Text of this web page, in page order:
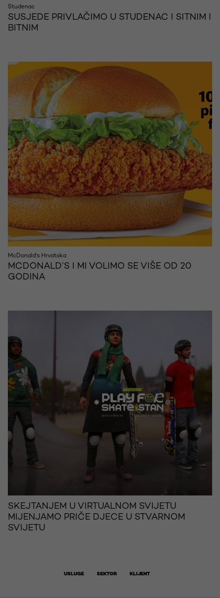
Studenac
SUSJEDE PRIVLAČIMO U STUDENAC I SITNIM I
BITNIM
McDonald's Hrvatska
MCDONALD’S I MI VOLIMO SE VIŠE OD 20
GODINA
SKEJTANJEM U VIRTUALNOM SVIJETU
MIJENJAMO PRIČE DJECE U STVARNOM
SVIJETU
USLUGE SEKTOR KLIJENT